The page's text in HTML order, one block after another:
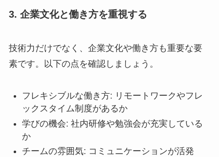
3. 企業文化と働き方を重視する
技術力だけでなく、企業文化や働き方も重要な要
素です。以下の点を確認しましょう。
フレキシブルな働き方: リモートワークやフレ
ックスタイム制度があるか
学びの機会: 社内研修や勉強会が充実している
か
チームの雰囲気: コミュニケーションが活発